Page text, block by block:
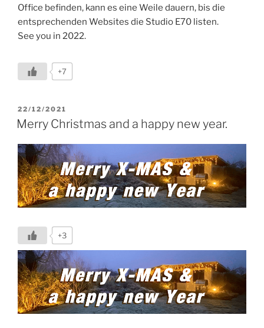
Office befinden, kann es eine Weile dauern, bis die
entsprechenden Websites die Studio E70 listen.
See you in 2022.
+7
VERÖFFENTLICHT
AM
22/12/2021
Merry Christmas and a happy new year.
+3